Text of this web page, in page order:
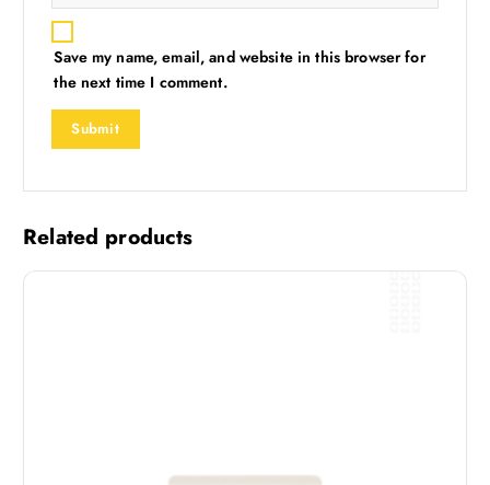
Save my name, email, and website in this browser for
the next time I comment.
Related products